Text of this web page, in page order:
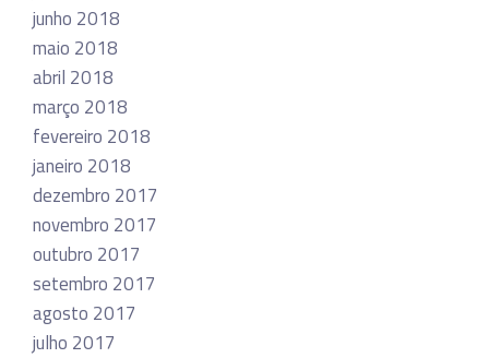
junho 2018
maio 2018
abril 2018
março 2018
fevereiro 2018
janeiro 2018
dezembro 2017
novembro 2017
outubro 2017
setembro 2017
agosto 2017
julho 2017